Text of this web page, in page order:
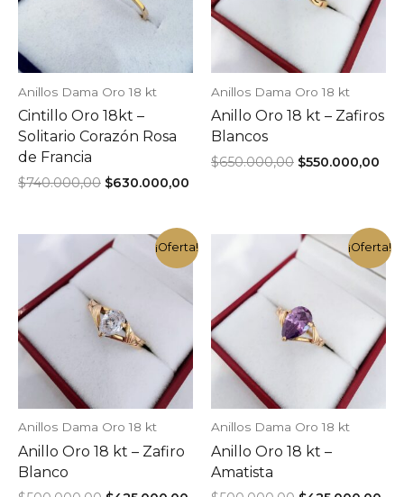
Anillos Dama Oro 18 kt
Cintillo Oro 18kt –
Solitario Corazón Rosa
de Francia
$740.000,00 El
era:
$740.000,00.
$630.000,00
es:
$630.000,00.
Anillos Dama Oro 18 kt
Anillo Oro 18 kt – Zafiros
Blancos
$650.000,00 El
$650.000,00.
$550.000,00
¡Oferta!
Anillos Dama Oro 18 kt
Anillo Oro 18 kt – Zafiro
Blanco
¡Oferta!
Anillos Dama Oro 18 kt
Anillo Oro 18 kt –
Amatista